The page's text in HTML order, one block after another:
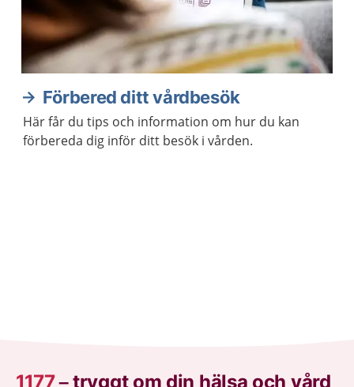
Förbered ditt vårdbesök
Här får du tips och information om hur du kan
förbereda dig inför ditt besök i vården.
1177–tryggt om din hälsa och vård